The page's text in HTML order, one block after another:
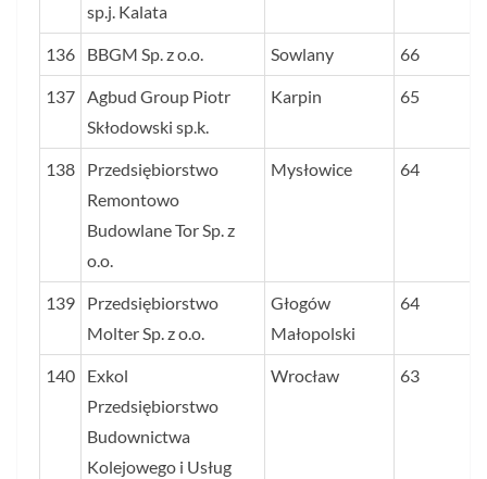
sp.j. Kalata
136 BBGM Sp. z o.o. Sowlany 66
137 Agbud Group Piotr
Skłodowski sp.k.
Karpin 65
138
Przedsiębiorstwo
Remontowo
Budowlane Tor Sp. z
o.o.
Mysłowice 64
139
Przedsiębiorstwo
Molter Sp. z o.o.
Głogów
Małopolski
64
140
Exkol
Przedsiębiorstwo
Budownictwa
Kolejowego i Usług
Wrocław 63